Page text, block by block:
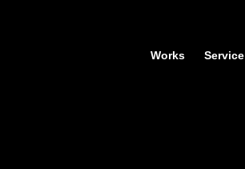
Works Service